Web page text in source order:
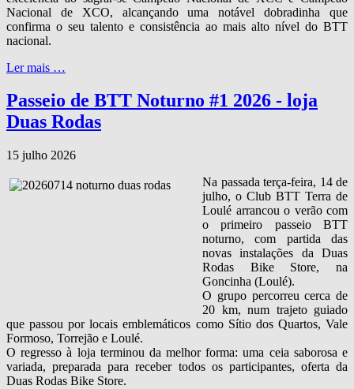
Nacional de XCO, alcançando uma notável dobradinha que
confirma o seu talento e consistência ao mais alto nível do BTT
nacional.
Ler mais …
Passeio de BTT Noturno #1 2026 - loja
Duas Rodas
15 julho 2026
Na passada terça‑feira, 14 de
julho, o Club BTT Terra de
Loulé arrancou o verão com
o primeiro passeio BTT
noturno, com partida das
novas instalações da Duas
Rodas Bike Store, na
Goncinha (Loulé).
O grupo percorreu cerca de
20 km, num trajeto guiado
que passou por locais emblemáticos como Sítio dos Quartos, Vale
Formoso, Torrejão e Loulé.
O regresso à loja terminou da melhor forma: uma ceia saborosa e
variada, preparada para receber todos os participantes, oferta da
Duas Rodas Bike Store.